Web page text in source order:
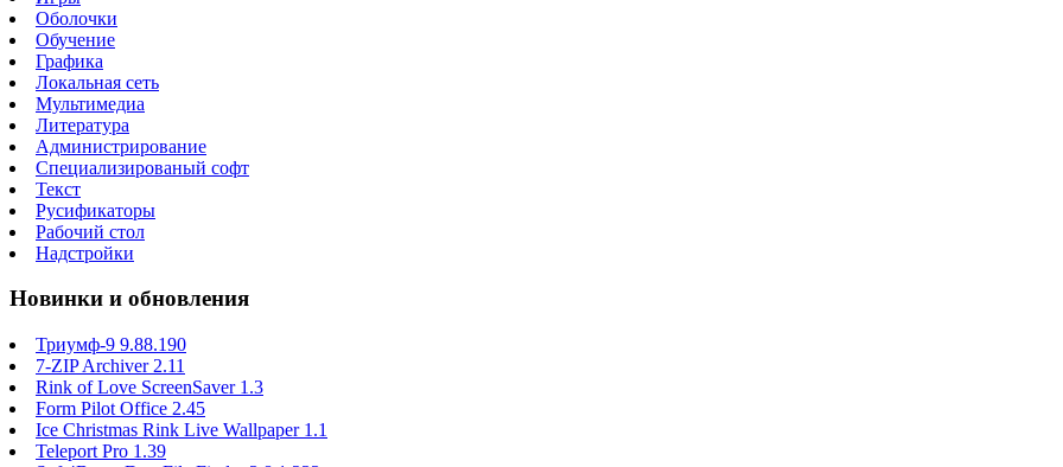
Оболочки
Обучение
Графика
Локальная сеть
Мультимедиа
Литература
Администрирование
Специализированый софт
Текст
Русификаторы
Рабочий стол
Надстройки
Новинки и обновления
Триумф-9 9.88.190
7-ZIP Archiver 2.11
Rink of Love ScreenSaver 1.3
Form Pilot Office 2.45
Ice Christmas Rink Live Wallpaper 1.1
Teleport Pro 1.39